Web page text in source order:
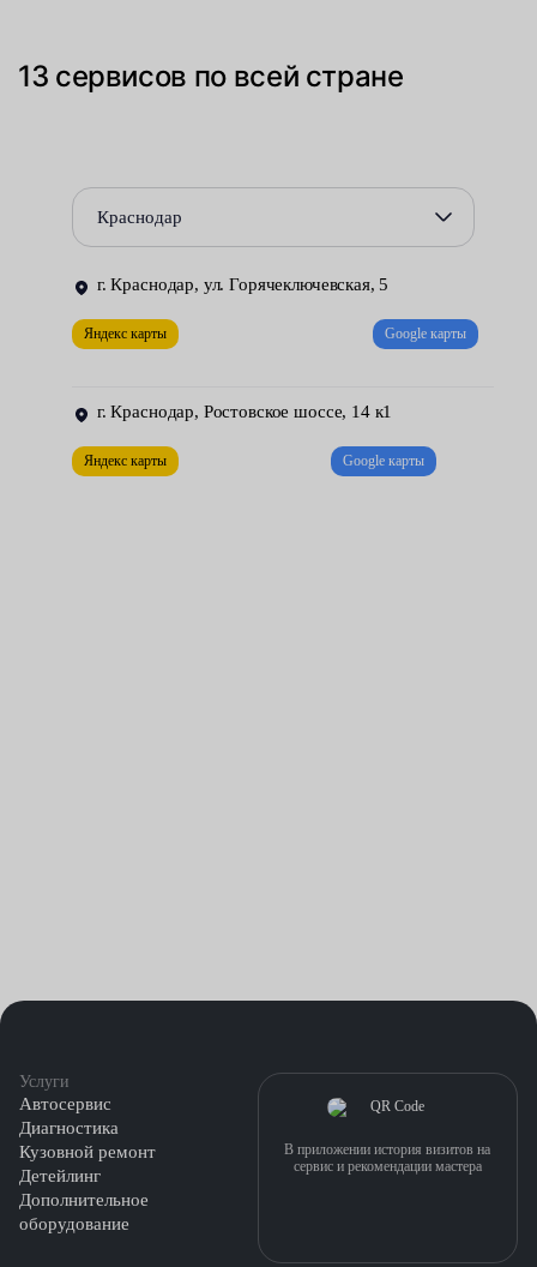
Факторы, которые указывают на необходимость установки
накладка прилегает к диску неплотно, наблюдается зазор;
на феродо есть сколы и вмятины.
13 сервисов по всей стране
Краснодар
г. Краснодар, ул. Горячеключевская, 5
Яндекс карты Google карты
г. Краснодар, Ростовское шоссе, 14 к1
Яндекс карты Google карты
Услуги
Автосервис
Диагностика
Кузовной ремонт
Детейлинг
Дополнительное
оборудование
В приложении история визитов на
сервис и рекомендации мастера